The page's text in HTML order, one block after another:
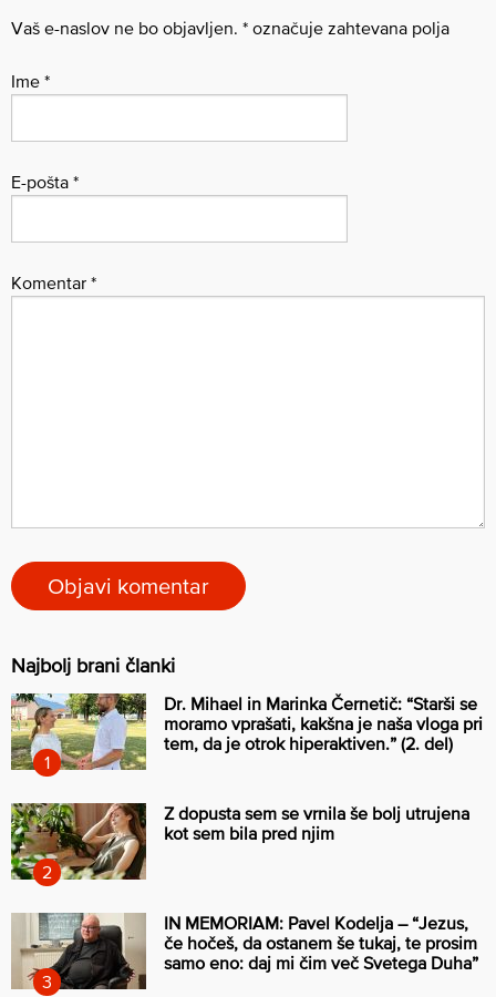
Vaš e-naslov ne bo objavljen. * označuje zahtevana polja
Ime *
E-pošta *
Komentar *
Najbolj brani članki
Dr. Mihael in Marinka Černetič: “Starši se
moramo vprašati, kakšna je naša vloga pri
tem, da je otrok hiperaktiven.” (2. del)
Z dopusta sem se vrnila še bolj utrujena
kot sem bila pred njim
IN MEMORIAM: Pavel Kodelja – “Jezus,
če hočeš, da ostanem še tukaj, te prosim
samo eno: daj mi čim več Svetega Duha”